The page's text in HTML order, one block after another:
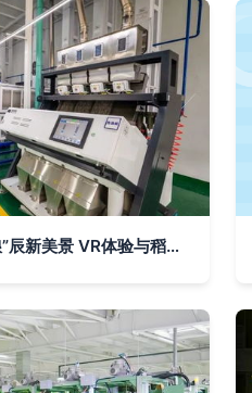
金山90后用科技打造“粮”辰新美景 VR体验与稻田寻宝的观光工厂